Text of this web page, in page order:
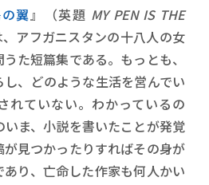
翼 』（英題 MY PEN IS THE
アフガニスタンの十八人の女
た短篇集である。もっとも、
、どのような生活を営んでい
れていない。わかっているの
ま、小説を書いたことが発覚
が見つかったりすればその身が
り、亡命した作家も何人かい